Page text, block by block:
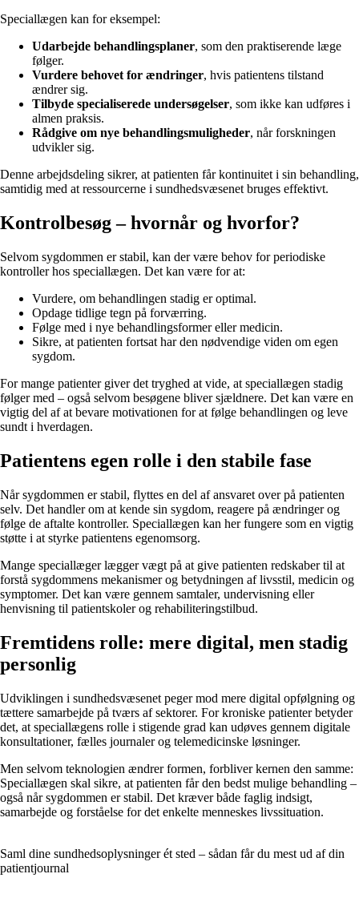
Speciallægen kan for eksempel:
Udarbejde behandlingsplaner, som den praktiserende læge
følger.
Vurdere behovet for ændringer, hvis patientens tilstand
ændrer sig.
Tilbyde specialiserede undersøgelser, som ikke kan udføres i
almen praksis.
Rådgive om nye behandlingsmuligheder, når forskningen
udvikler sig.
Denne arbejdsdeling sikrer, at patienten får kontinuitet i sin behandling,
samtidig med at ressourcerne i sundhedsvæsenet bruges effektivt.
Kontrolbesøg – hvornår og hvorfor?
Selvom sygdommen er stabil, kan der være behov for periodiske
kontroller hos speciallægen. Det kan være for at:
Vurdere, om behandlingen stadig er optimal.
Opdage tidlige tegn på forværring.
Følge med i nye behandlingsformer eller medicin.
Sikre, at patienten fortsat har den nødvendige viden om egen
sygdom.
For mange patienter giver det tryghed at vide, at speciallægen stadig
følger med – også selvom besøgene bliver sjældnere. Det kan være en
vigtig del af at bevare motivationen for at følge behandlingen og leve
sundt i hverdagen.
Patientens egen rolle i den stabile fase
Når sygdommen er stabil, flyttes en del af ansvaret over på patienten
selv. Det handler om at kende sin sygdom, reagere på ændringer og
følge de aftalte kontroller. Speciallægen kan her fungere som en vigtig
støtte i at styrke patientens egenomsorg.
Mange speciallæger lægger vægt på at give patienten redskaber til at
forstå sygdommens mekanismer og betydningen af livsstil, medicin og
symptomer. Det kan være gennem samtaler, undervisning eller
henvisning til patientskoler og rehabiliteringstilbud.
Fremtidens rolle: mere digital, men stadig
personlig
Udviklingen i sundhedsvæsenet peger mod mere digital opfølgning og
tættere samarbejde på tværs af sektorer. For kroniske patienter betyder
det, at speciallægens rolle i stigende grad kan udøves gennem digitale
konsultationer, fælles journaler og telemedicinske løsninger.
Men selvom teknologien ændrer formen, forbliver kernen den samme:
Speciallægen skal sikre, at patienten får den bedst mulige behandling –
også når sygdommen er stabil. Det kræver både faglig indsigt,
samarbejde og forståelse for det enkelte menneskes livssituation.
Saml dine sundhedsoplysninger ét sted – sådan får du mest ud af din
patientjournal